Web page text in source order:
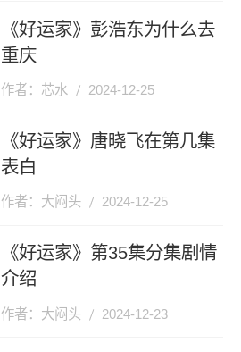
《好运家》彭浩东为什么去
重庆
作者：芯水 2024-12-25
《好运家》唐晓飞在第几集
表白
作者：大闷头 2024-12-25
《好运家》第35集分集剧情
介绍
作者：大闷头 2024-12-23